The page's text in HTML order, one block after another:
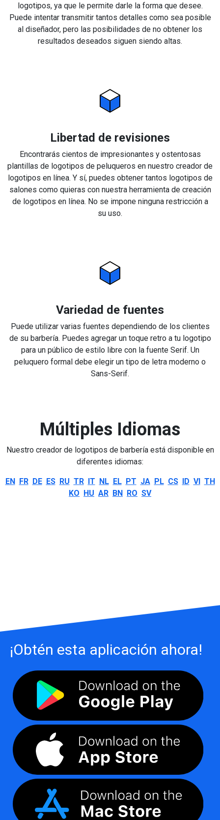
logotipos, ya que le permite darle la forma que desee.
Puede intentar transmitir tantos detalles como sea posible
al diseñador, pero las posibilidades de no obtener los
resultados deseados siguen siendo altas.
Libertad de revisiones
Encontrarás cientos de impresionantes y ostentosas
plantillas de logotipos de peluqueros en nuestro creador de
logotipos en línea. Y sí, puedes obtener tantos logotipos de
salones como quieras con nuestra herramienta de creación
de logotipos en línea. No se impone ninguna restricción a
su uso.
Variedad de fuentes
Puede utilizar varias fuentes dependiendo de los clientes
de su barbería. Puedes agregar un toque retro a tu logotipo
para un público de estilo libre con la fuente Serif. Un
peluquero formal debe elegir un tipo de letra moderno o
Sans-Serif.
Múltiples Idiomas
Nuestro creador de logotipos de barbería está disponible en
diferentes idiomas:
EN FR DE ES RU TR IT NL EL PT JA PL CS ID VI TH
KO HU AR BN RO SV
¡Obtén esta aplicación ahora!